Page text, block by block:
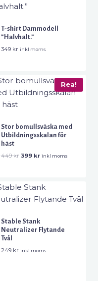
T-shirt Dammodell
”Halvhalt.”
349 kr inkl moms
Rea!
Stor bomullsväska med
Utbildningsskalan för
häst
449kr Det
449 kr.
399 krDet
399 kr.
inkl moms
Stable Stank
Neutralizer Flytande
Tvål
249 kr inkl moms